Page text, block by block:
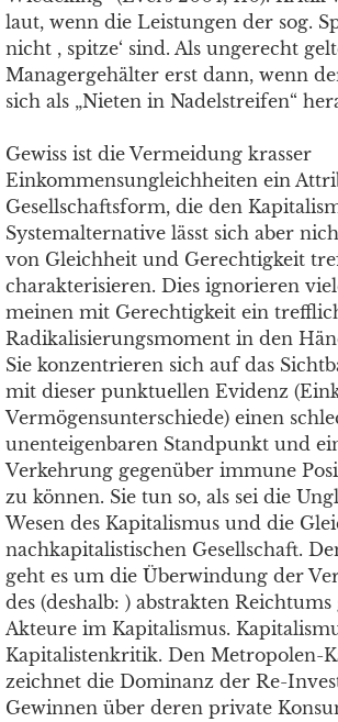
laut, wenn die Leistungen der sog.
nicht , spitze‘ sind. Als ungerecht
Managergehälter erst dann, wenn
sich als „Nieten in Nadelstreifen“
Gewiss ist die Vermeidung krasser
Einkommensungleichheiten ein
Gesellschaftsform, die den
Systemalternative lässt sich aber
von Gleichheit und Gerechtigkeit
charakterisieren. Dies ignorieren
meinen mit Gerechtigkeit ein
Radikalisierungsmoment in den
Sie konzentrieren sich auf das
mit dieser punktuellen Evidenz
Vermögensunterschiede) einen
unenteigenbaren Standpunkt und
Verkehrung gegenüber immune
zu können. Sie tun so, als sei die
Wesen des Kapitalismus und die
nachkapitalistischen Gesellschaft.
geht es um die Überwindung der
des (deshalb: ) abstrakten Reichtums
Akteure im Kapitalismus.
Kapitalistenkritik. Den Metropolen-
zeichnet die Dominanz der Re-
Gewinnen über deren private